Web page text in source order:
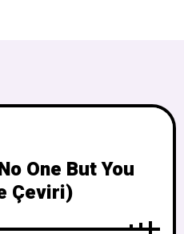
One But You
Çeviri)